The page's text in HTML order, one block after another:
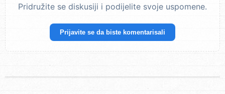
Pridružite se diskusiji i podijelite svoje uspomene.
Prijavite se da biste komentarisali